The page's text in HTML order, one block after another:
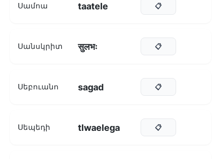
Սամոա taatele 📋
Սանսկրիտ सुलभः 📋
Սեբուանո sagad 📋
Սեպեդի tlwaelega 📋